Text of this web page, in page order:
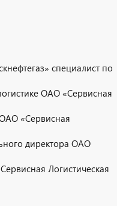
специалист по
ОАО «Сервисная
«Сервисная
директора ОАО
Логистическая